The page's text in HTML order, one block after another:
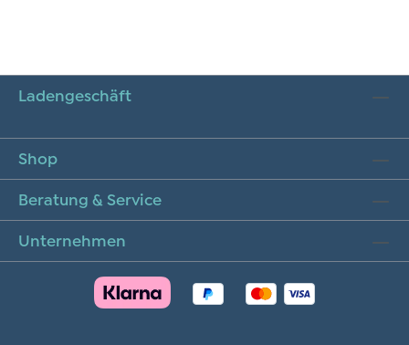
Ladengeschäft
Shop
Beratung & Service
Unternehmen